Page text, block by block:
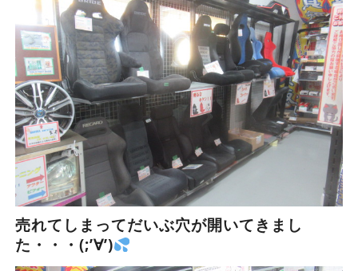
売れてしまってだいぶ穴が開いてきまし
た・・・(;’∀’)